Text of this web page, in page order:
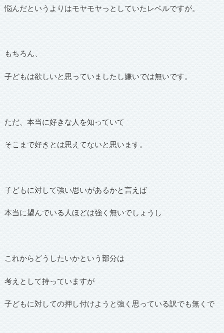
悩んだというよりはモヤモヤっとしていたレベルですが。
もちろん、
子どもは欲しいと思っていましたし嫌いでは無いです。
ただ、本当に好きな人を知っていて
そこまで好きとは思えてないと思います。
子どもに対して強い思いがあるかと言えば
本当に望んでいる人ほどは強く無いでしょうし
これからどうしたいかという部分は
考えとして持っていますが
子どもに対しての押し付けようと強く思っている訳でも無くで